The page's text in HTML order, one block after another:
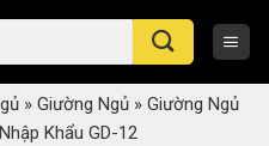
» Giường Ngủ » Giường Ngủ
Khẩu GD-12